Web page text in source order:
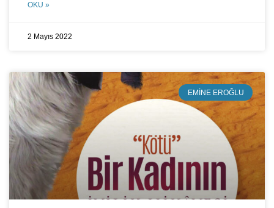
OKU »
2 Mayıs 2022
EMINE EROĞLU